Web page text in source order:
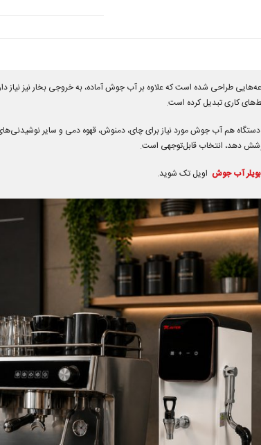
هم آب جوش مورد نیاز برای چای، دمنوش، قهوه دمی و سایر
دهد، انتخاب قابل‌توجهی است.
بویلر آب جوش اویل تک شوید.